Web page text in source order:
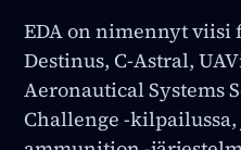
EDA on nimennyt viisi
Destinus, C-Astral,
Aeronautical Systems
Challenge -